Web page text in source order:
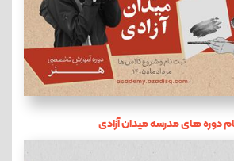
دوره های مدرسه میدان آزادی